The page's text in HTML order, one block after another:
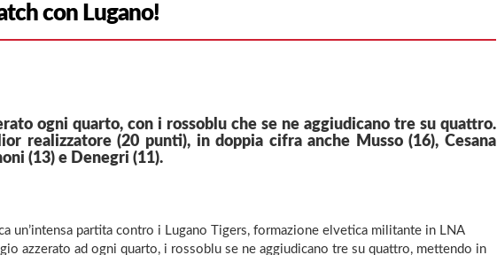
con Lugano!
ogni quarto, con i rossoblu che se ne aggiudicano tre su quattro.
realizzatore (20 punti), in doppia cifra anche Musso (16), Cesana
(13) e Denegri (11).
un’intensa partita contro i Lugano Tigers, formazione elvetica militante in LNA
azzerato ad ogni quarto, i rossoblu se ne aggiudicano tre su quattro, mettendo in